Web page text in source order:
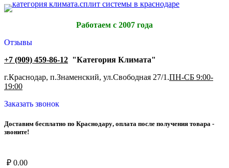
Работаем с 2007 года
Отзывы
+7 (909) 459-86-12 "Категория Климата"
г.Краснодар, п.Знаменский, ул.Свободная 27/1.ПН-СБ 9:00-
19:00
Заказать звонок
Доставим бесплатно по Краснодару, оплата после получения товара -
звоните!
₽ 0.00